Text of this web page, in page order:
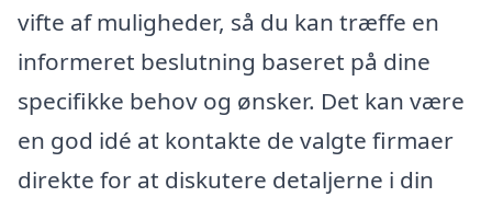
vifte af muligheder, så du kan træffe en
informeret beslutning baseret på dine
specifikke behov og ønsker. Det kan være
en god idé at kontakte de valgte firmaer
direkte for at diskutere detaljerne i din